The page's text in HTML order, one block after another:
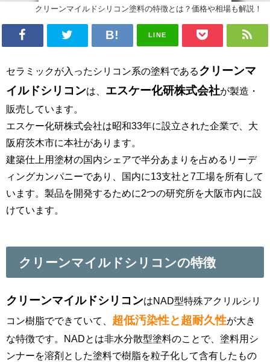
クリーンマイルドシリコン塗料の特徴とは？価格や相場も解説！
LINE
セラミックが入ったシリコン系の塗料であるクリーンマ
イルドシリコンは、 エスケー化研株式会社が製造・
販売しています。
エスケー化研株式会社は昭和33年に設立された企業で、大
阪府茨木市に本社があります。
建築仕上用塗材の国内シェアで半分あまりを占めるリーデ
ィングカンパニーであり、国内に13支社と7工場を所有して
います。製品を開発するために2つの研究所を大阪市内に設
けています。
クリーンマイルドシリコンの特徴
クリーンマイルドシリコンはNAD型特殊アクリルシリ
コン樹脂でできていて、 超低汚染性と超耐久性が大き
な特徴です。NADとは非水分散型塗料のことで、塗料用シ
ンナーを溶剤とした塗料で樹脂を粒子化して含有したもの